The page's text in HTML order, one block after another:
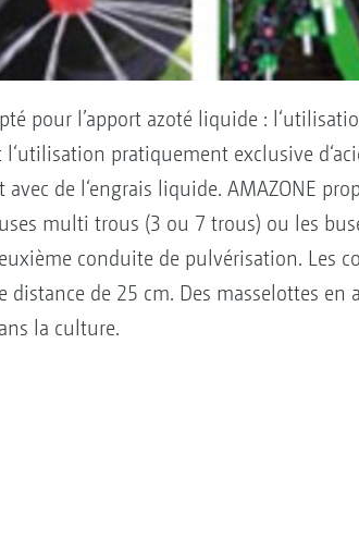
pour l’apport azoté liquide :
pratiquement exclusive
de l‘engrais liquide. AMAZONE
multi trous (3 ou 7 trous) ou les
conduite de pulvérisation. Les
distance de 25 cm. Des masselottes en
la culture.